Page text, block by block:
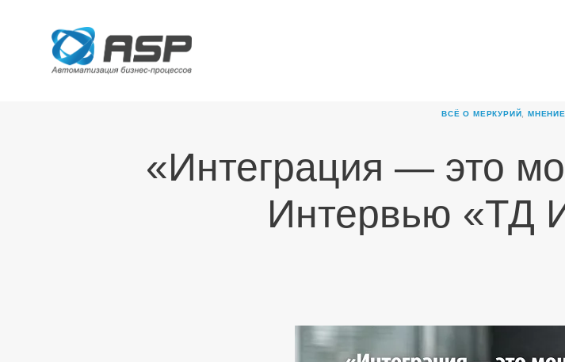
ВСЁ О МЕРКУРИЙ
«Интеграция — это
Интервью «ТД
НОВОСТИ
КАРЬЕРА
ПАРТНЕРЫ